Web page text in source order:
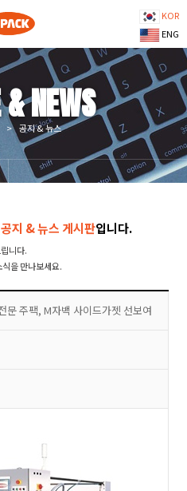
KOR
ENG
NEWS
> 공지 & 뉴스
공지 & 뉴스 게시판입니다.
니다.
을 만나보세요.
문 주팩, M자백 사이드가젯 선보여